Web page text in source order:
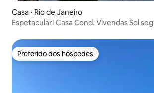
Casa ⋅ Rio de Janeiro
Espetacular! Casa Cond. Vivendas Sol
Preferido dos hóspedes
Preferido dos hóspedes